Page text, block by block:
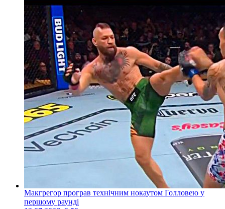
Макгрегор програв технічним нокаутом Голловею у
першому раунді